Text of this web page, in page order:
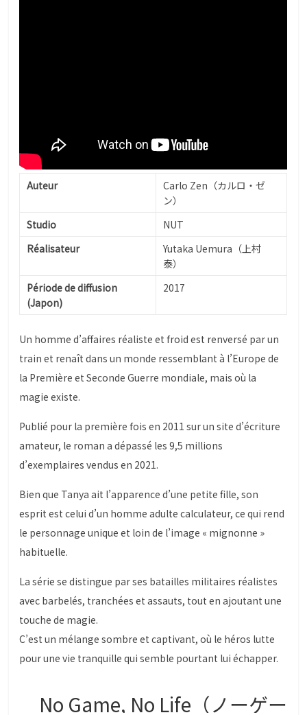
Auteur
Carlo Zen（カルロ・ゼ
ン）
Studio
NUT
Réalisateur
Yutaka Uemura（上村
泰）
Période de diffusion
(Japon)
2017
Un homme d’affaires réaliste et froid est renversé par un
train et renaît dans un monde ressemblant à l’Europe de
la Première et Seconde Guerre mondiale, mais où la
magie existe.
Publié pour la première fois en 2011 sur un site d’écriture
amateur, le roman a dépassé les 9,5 millions
d’exemplaires vendus en 2021.
Bien que Tanya ait l’apparence d’une petite fille, son
esprit est celui d’un homme adulte calculateur, ce qui rend
le personnage unique et loin de l’image « mignonne »
habituelle.
La série se distingue par ses batailles militaires réalistes
avec barbelés, tranchées et assauts, tout en ajoutant une
touche de magie.
C’est un mélange sombre et captivant, où le héros lutte
pour une vie tranquille qui semble pourtant lui échapper.
No Game, No Life（ノーゲー